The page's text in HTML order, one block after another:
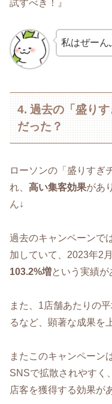
試すべき！』
私はぜーん
4. 過去の「盛り
だった？
ローソンの「盛りすぎ
れ、 高い集客効果があ
ん↓
過去のキャンペーンで
加していて、2023年2
103.2%増という実績が
また、1店舗あたりの
るなど、顕著な成果を
またこのキャンペーン
SNSで拡散されやすく
店客を獲得する効果が